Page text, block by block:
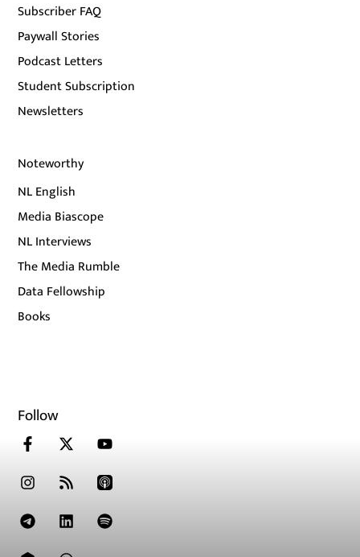
Subscriber FAQ
Paywall Stories
Podcast Letters
Student Subscription
Newsletters
Noteworthy
NL English
Media Biascope
NL Interviews
The Media Rumble
Data Fellowship
Books
Follow